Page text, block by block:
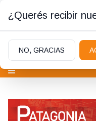
¿Querés recibir
NO, GRACIAS